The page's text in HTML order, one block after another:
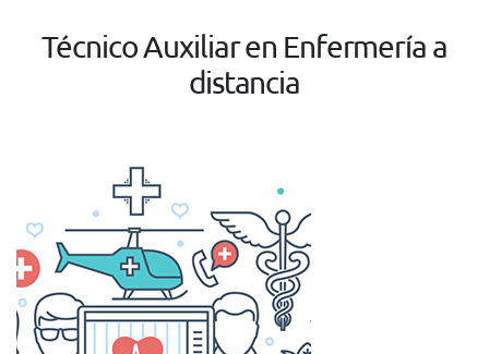
Técnico Auxiliar en Enfermería a
distancia